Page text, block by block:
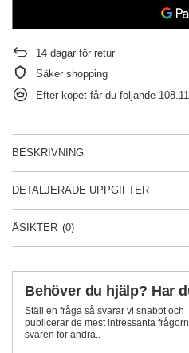
14 dagar för retur
Säker shopping
Efter köpet får du följande
BESKRIVNING
DETALJERADE UPPGIFTER
ÅSIKTER (0)
Behöver du hjälp? Har
Ställ en fråga så svarar vi snabbt och
publicerar de mest intressanta
svaren för andra..